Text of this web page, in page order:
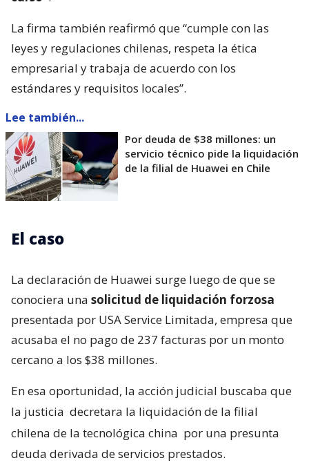
La firma también reafirmó que “cumple con las
leyes y regulaciones chilenas, respeta la ética
empresarial y trabaja de acuerdo con los
estándares y requisitos locales”.
Lee también...
Por deuda de $38 millones: un
servicio técnico pide la liquidación
de la filial de Huawei en Chile
El caso
La declaración de Huawei surge luego de que se
conociera una solicitud de liquidación forzosa
presentada por USA Service Limitada, empresa que
acusaba el no pago de 237 facturas por un monto
cercano a los $38 millones.
En esa oportunidad, la acción judicial buscaba que
la justicia decretara la liquidación de la filial
chilena de la tecnológica china por una presunta
deuda derivada de servicios prestados.